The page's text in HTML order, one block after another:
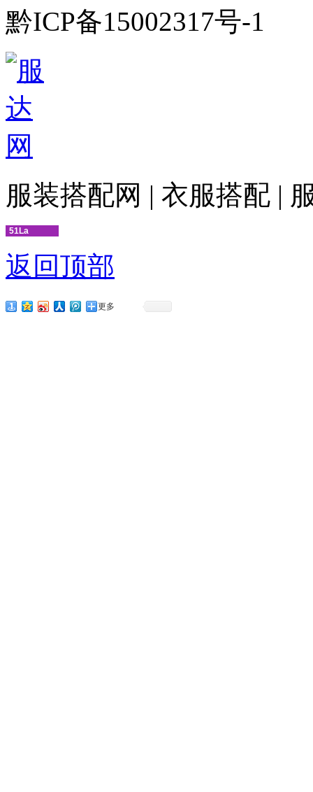
黔ICP备15002317号-1
服装搭配网 | 衣服搭配 |
51La
返回顶部
更多